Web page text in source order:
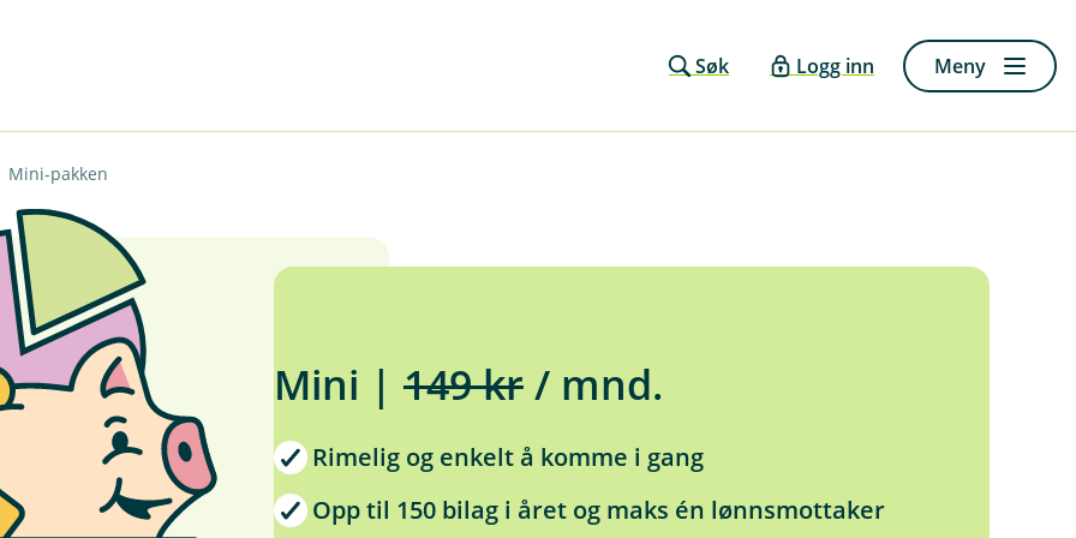
Søk Logg inn Meny
Mini-pakken
Mini |149 kr/ mnd.
Rimelig og enkelt å komme i gang
Opp til 150 bilag i året og maks én lønnsmottaker